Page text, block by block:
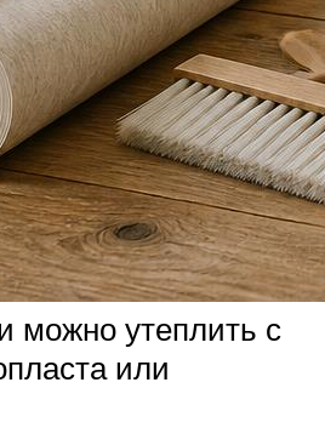
можно утеплить с
или